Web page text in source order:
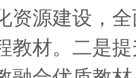
资源建设，
教材。二是